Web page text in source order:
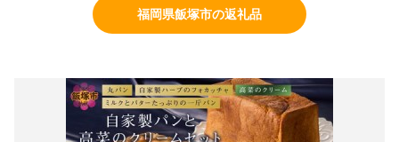
福岡県飯塚市の返礼品